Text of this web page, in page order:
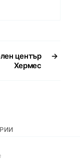
→
център
Хермес